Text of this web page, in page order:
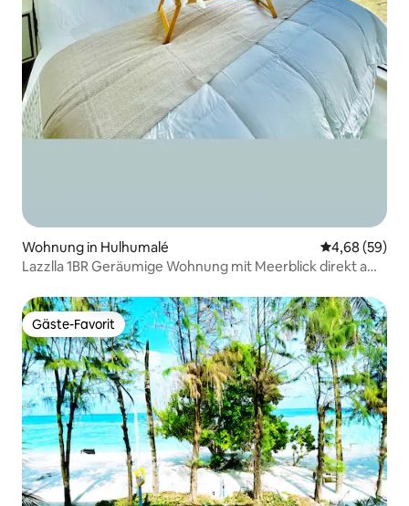
Wohnung in Hulhumalé
4,68 (59)
Lazzlla 1BR Geräumige Wohnung mit Meerblick direkt am
Gäste-Favorit
Gäste-Favorit